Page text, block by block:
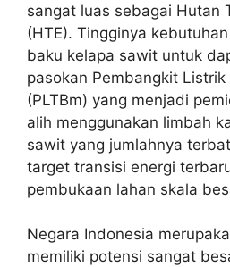
sangat luas sebagai Hutan
(HTE). Tingginya
baku kelapa sawit untuk
pasokan Pembangkit Listrik
(PLTBm) yang menjadi
alih menggunakan limbah
sawit yang jumlahnya
target transisi energi
pembukaan lahan skala
Negara Indonesia
memiliki potensi sangat